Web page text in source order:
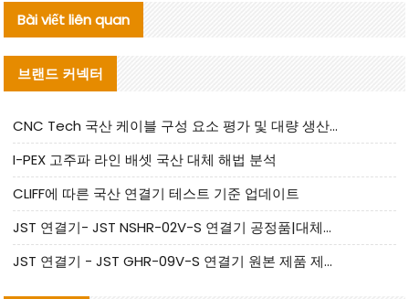
Bài viết liên quan
브랜드 커넥터
CNC Tech 국산 케이블 구성 요소 평가 및 대량 생산 적합성 가이드
I-PEX 고주파 라인 배셋 국산 대체 해법 분석
CLIFF에 따른 국산 연결기 테스트 기준 업데이트
JST 연결기- JST NSHR-02V-S 연결기 공정품|대체품 제공
JST 연결기 - JST GHR-09V-S 연결기 원본 제품 제공 | 대체품 제공